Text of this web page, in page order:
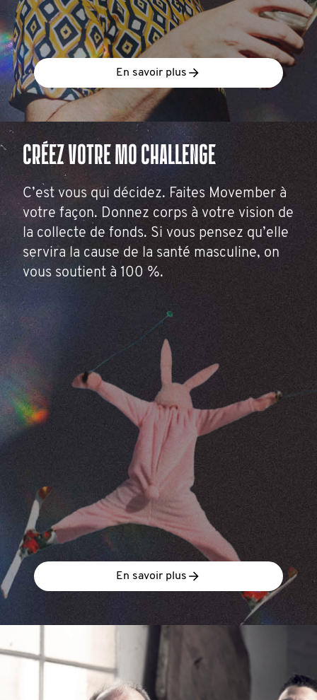
En savoir plus
CRÉEZ VOTRE MO CHALLENGE
C’est vous qui décidez. Faites Movember à
votre façon. Donnez corps à votre vision de
la collecte de fonds. Si vous pensez qu’elle
servira la cause de la santé masculine, on
vous soutient à 100 %.
En savoir plus